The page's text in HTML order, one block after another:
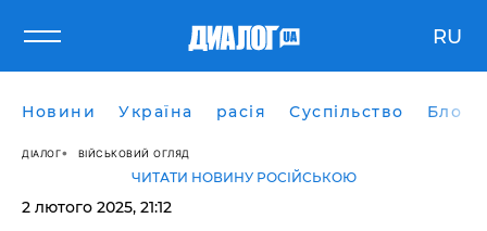
RU
Новини Україна расія Суспільство Блоги
ДІАЛОГ ВІЙСЬКОВИЙ ОГЛЯД
ЧИТАТИ НОВИНУ РОСІЙСЬКОЮ
2 лютого 2025, 21:12